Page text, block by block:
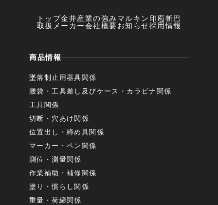
トップ金井産業の強み マルキン印 庖斬巴
取扱メーカー会社概要お知らせ採用情報
商品情報
墜落制止用器具関係
腰袋・工具差し及びケース・カラビナ関係
工具関係
切断・穴あけ関係
位置出し・締め具関係
マーカー・ペン関係
測位・測量関係
作業補助・補修関係
塗り・慣らし関係
重量・荷締関係